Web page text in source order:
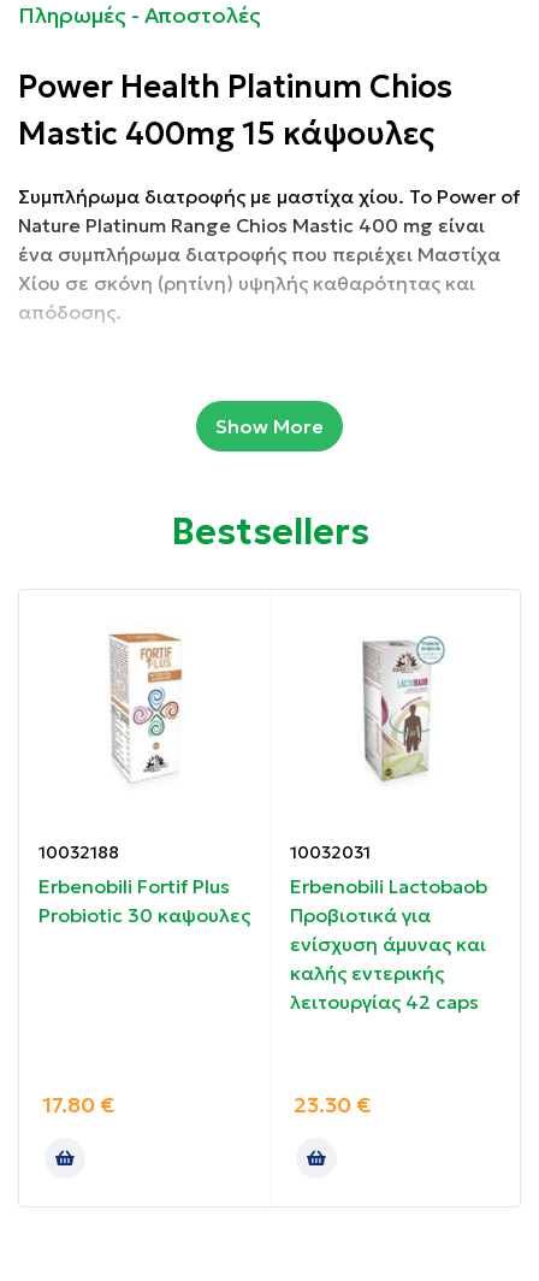
Πληρωμές - Αποστολές
Power Health Platinum Chios
Mastic 400mg 15 κάψουλες
Συμπλήρωμα διατροφής με μαστίχα χίου. Το Power of
Nature Platinum Range Chios Mastic 400 mg είναι
ένα συμπλήρωμα διατροφής που περιέχει Μαστίχα
Χίου σε σκόνη (ρητίνη) υψηλής καθαρότητας και
απόδοσης.
Συσκευασία: 15 κάψουλες
ήπιων πεπτικών διαταραχών.
Προσφέρει ανακούφιση από τη δυσπεψία.
Οδηγίες χρήσης:
1-2 φακελάκια ημερησίως
Συστατικά:
Μαλτοδεξτρίνη, Μαστίχα Χίου ενκαψυλιωμένη σε
σκόνη, Ανθρακικό ασβέστιο, Άρωμα βανίλια,
Φωσφορικό ασβέστιο, Γλυκαντικό: Σουκραλόζη,
Χωρίς ζάχαρη, γλουτένη, λακτόζη, συντηρητικά.
Show More
Bestsellers
10032188
Erbenobili Fortif Plus
Probiotic 30 καψουλες
17.80 €
10032031
Erbenobili Lactobaob
Προβιοτικά για
ενίσχυση άμυνας και
καλής εντερικής
λειτουργίας 42 caps
23.30 €